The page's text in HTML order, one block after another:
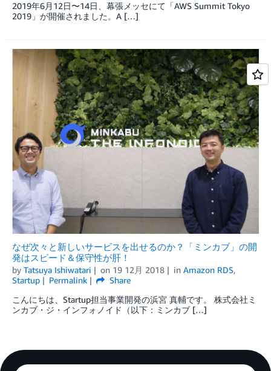
2019年6月12日〜14日、幕張メッセにて「AWS Summit Tokyo
2019」が開催されました。A […]
なぜ次々と新しいサービスを出せるのか？「ミンカブ」の開
発はスピード＆保守性が肝！
by Tatsuya Ishiwatari on 19 12月 2018 in Amazon RDS,
Startup
Permalink
Share
こんにちは、Startup担当事業開発の浜宮 真輔です。 株式会社ミ
ンカブ・ジ・インフォノイド（以下：ミンカブ […]